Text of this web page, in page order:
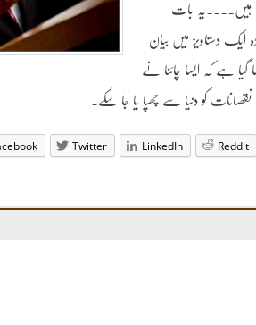
رہے ہیں۔۔۔۔یہ بات
دستاویز میں بیان
گیا ہے کہ ایسا چائنا نے
کو دنیا سے چھپا یا جا سکے۔
Twitter LinkedIn Reddit